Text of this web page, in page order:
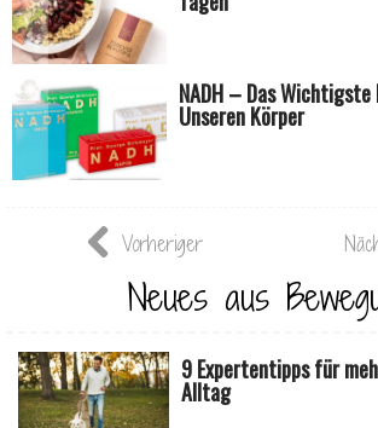
NADH – Das Wichtigste
Unseren Körper
Vorheriger
Neues aus
9 Expertentipps für
Alltag